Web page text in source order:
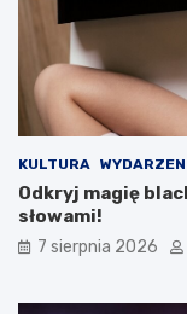
KULTURA
Odkryj magię
słowami!
7 sierpnia 2026